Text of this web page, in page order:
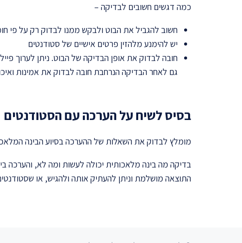
כמה דגשים חשובים לבדיקה –
חשוב להגביל את הבוט ולבקש ממנו לבדוק רק על פי
יש להימנע מלהזין פרטים אישיים של סטודנטים
חובה לבדוק את אופן הבדיקה של הבוט. ניתן לערוך
גם לאחר הבדיקה הנרחבת חובה לבדוק את אמינות
בסיס לשיח על הערכה עם הסטודנטים
מומלץ לבדוק את השאלות של ההערכה בסיוע הבינה
התוצאה מושלמת וניתן להעתיק אותה ולהגיש, או